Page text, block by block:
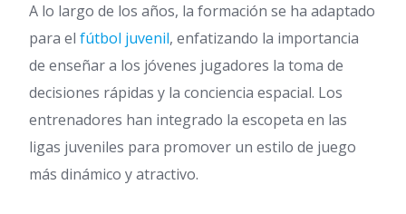
A lo largo de los años, la formación se ha adaptado
para el fútbol juvenil, enfatizando la importancia
de enseñar a los jóvenes jugadores la toma de
decisiones rápidas y la conciencia espacial. Los
entrenadores han integrado la escopeta en las
ligas juveniles para promover un estilo de juego
más dinámico y atractivo.